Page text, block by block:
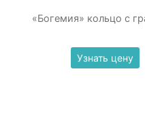
«Богемия» кольцо с
Узнать цену